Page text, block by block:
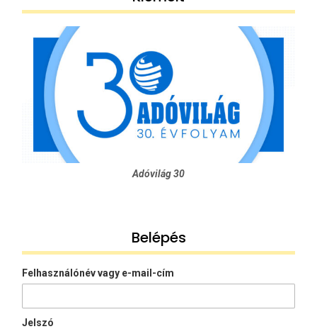
Adóvilág 30
Belépés
Felhasználónév vagy e-mail-cím
Jelszó